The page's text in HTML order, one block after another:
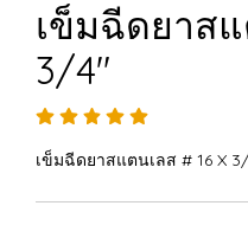
เข็มฉีดยาสแ
3/4"
เข็มฉีดยาสแตนเลส # 16 X